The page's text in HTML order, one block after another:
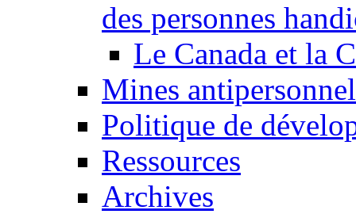
des personnes
Le Canada et la
Mines antipersonnel
Politique de
Ressources
Archives